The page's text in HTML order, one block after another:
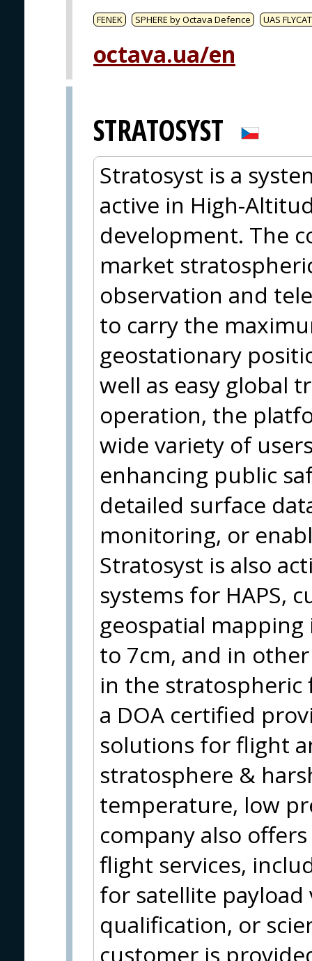
FENEK SPHERE by Octava Defence UAS
octava.ua/en
STRATOSYST
Stratosyst is a
active in High-
development. The
market
observation and
to carry the
geostationary
well as easy global
operation, the
wide variety of
enhancing public
detailed surface
monitoring, or
Stratosyst is also
systems for HAPS,
geospatial
to 7cm, and in
in the stratospheric
a DOA certified
solutions for flight
stratosphere &
temperature, low
company also
flight services,
for satellite
qualification, or
customer is